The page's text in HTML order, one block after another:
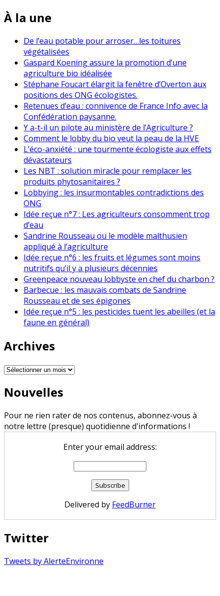
À la une
De l’eau potable pour arroser…les toitures
végétalisées
Gaspard Koening assure la promotion d’une
agriculture bio idéalisée
Stéphane Foucart élargit la fenêtre d’Overton aux
positions des ONG écologistes.
Retenues d’eau : connivence de France Info avec la
Confédération paysanne.
Y a-t-il un pilote au ministère de l’Agriculture ?
Comment le lobby du bio veut la peau de la HVE
L’éco-anxiété : une tourmente écologiste aux effets
dévastateurs
Les NBT : solution miracle pour remplacer les
produits phytosanitaires ?
Lobbying : les insurmontables contradictions des
ONG
Idée reçue n°7 : Les agriculteurs consomment trop
d’eau
Sandrine Rousseau ou le modèle malthusien
appliqué à l’agriculture
Idée reçue n°6 : les fruits et légumes sont moins
nutritifs qu’il y a plusieurs décennies
Greenpeace nouveau lobbyste en chef du charbon ?
Barbecue : les mauvais combats de Sandrine
Rousseau et de ses épigones
Idée reçue n°5 : les pesticides tuent les abeilles (et la
faune en général)
Archives
Archives
Nouvelles
Pour ne rien rater de nos contenus, abonnez-vous à
notre lettre (presque) quotidienne d'informations !
Enter your email address:
Delivered by FeedBurner
Twitter
Tweets by AlerteEnvironne